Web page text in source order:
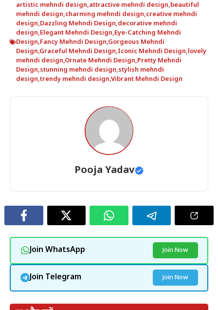
artistic mehndi design,attractive mehndi design,beautiful
mehndi design,charming mehndi design,creative mehndi
design,Dazzling Mehndi Design,decorative mehndi
design,Elegant Mehndi Design,Eye-Catching Mehndi
Design,Fancy Mehndi Design,Gorgeous Mehndi
Design,Graceful Mehndi Design,Iconic Mehndi Design,lovely
mehndi design,Ornate Mehndi Design,Pretty Mehndi
Design,stunning mehndi design,stylish mehndi
design,trendy mehndi design,Vibrant Mehndi Design
Pooja Yadav
Join WhatsApp Join Now
Join Telegram Join Now